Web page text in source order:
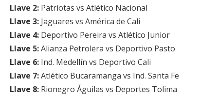
Llave 2: Patriotas vs Atlético Nacional
Llave 3: Jaguares vs América de Cali
Llave 4: Deportivo Pereira vs Atlético Junior
Llave 5:Alianza Petrolera vs Deportivo Pasto
Llave 6: Ind. Medellín vs Deportivo Cali
Llave 7:Atlético Bucaramanga vs Ind. Santa Fe
Llave 8: Rionegro Águilas vs Deportes Tolima